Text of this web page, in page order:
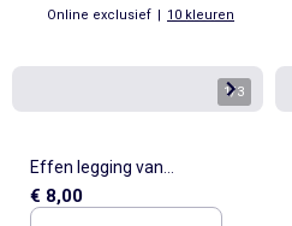
Online exclusief | 10 kleuren
1/3
Effen legging van
ribgebreide stof
€ 8,00